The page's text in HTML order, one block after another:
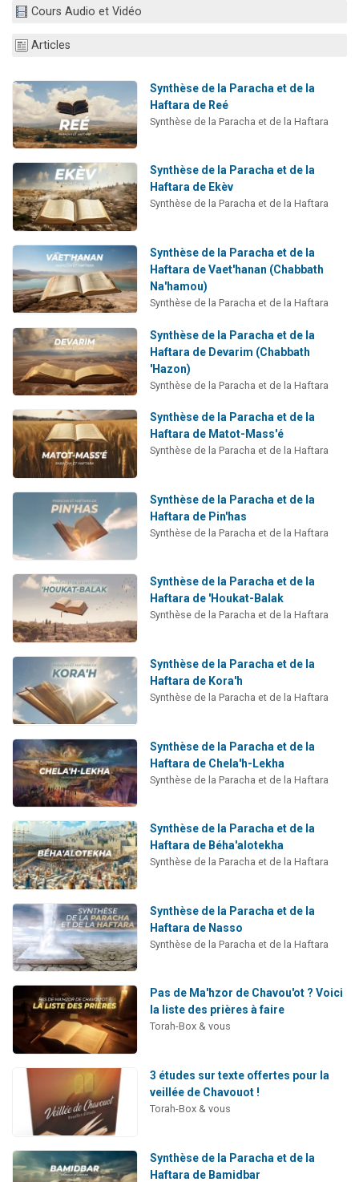
Il reste 49 places pour étudier en groupe sur Zoom
Cours Audio et Vidéo
Articles
Synthèse de la Paracha et de la
Haftara de Reé
Synthèse de la Paracha et de la Haftara
Synthèse de la Paracha et de la
Haftara de Ekèv
Synthèse de la Paracha et de la Haftara
Synthèse de la Paracha et de la
Haftara de Vaet'hanan (Chabbath
Na'hamou)
Synthèse de la Paracha et de la Haftara
Synthèse de la Paracha et de la
Haftara de Devarim (Chabbath
'Hazon)
Synthèse de la Paracha et de la Haftara
Synthèse de la Paracha et de la
Haftara de Matot-Mass'é
Synthèse de la Paracha et de la Haftara
Synthèse de la Paracha et de la
Haftara de Pin'has
Synthèse de la Paracha et de la Haftara
Synthèse de la Paracha et de la
Haftara de 'Houkat-Balak
Synthèse de la Paracha et de la Haftara
Synthèse de la Paracha et de la
Haftara de Kora'h
Synthèse de la Paracha et de la Haftara
Synthèse de la Paracha et de la
Haftara de Chela'h-Lekha
Synthèse de la Paracha et de la Haftara
Synthèse de la Paracha et de la
Haftara de Béha'alotekha
Synthèse de la Paracha et de la Haftara
Synthèse de la Paracha et de la
Haftara de Nasso
Synthèse de la Paracha et de la Haftara
Pas de Ma'hzor de Chavou'ot ? Voici
la liste des prières à faire
Torah-Box & vous
3 études sur texte offertes pour la
veillée de Chavouot !
Torah-Box & vous
Synthèse de la Paracha et de la
Haftara de Bamidbar